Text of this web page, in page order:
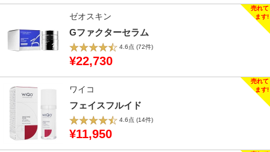
ゼオスキン
Gファクターセラム
4.6点 (72件)
¥22,730
ワイコ
フェイスフルイド
4.6点 (14件)
¥11,950